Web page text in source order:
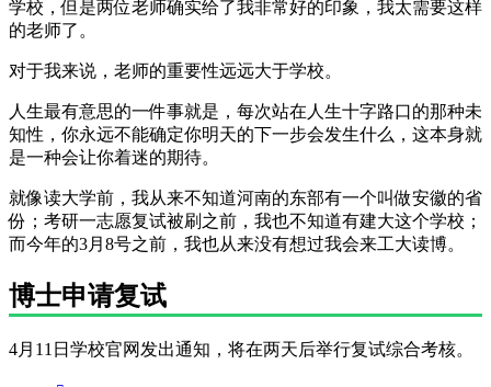
学校，但是两位老师确实给了我非常好的印象，我太需要这样
的老师了。
对于我来说，老师的重要性远远大于学校。
人生最有意思的一件事就是，每次站在人生十字路口的那种未
知性，你永远不能确定你明天的下一步会发生什么，这本身就
是一种会让你着迷的期待。
就像读大学前，我从来不知道河南的东部有一个叫做安徽的省
份；考研一志愿复试被刷之前，我也不知道有建大这个学校；
而今年的3月8号之前，我也从来没有想过我会来工大读博。
博士申请复试
4月11日学校官网发出通知，将在两天后举行复试综合考核。